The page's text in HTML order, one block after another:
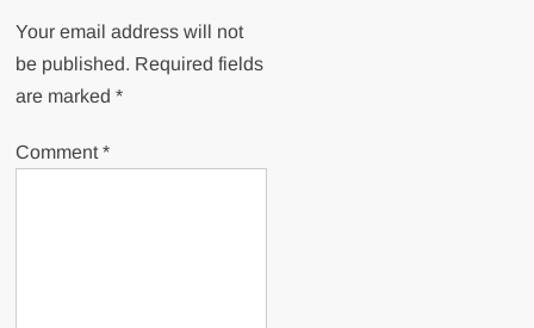
Your email address will not
be published. Required fields
are marked*
Comment*